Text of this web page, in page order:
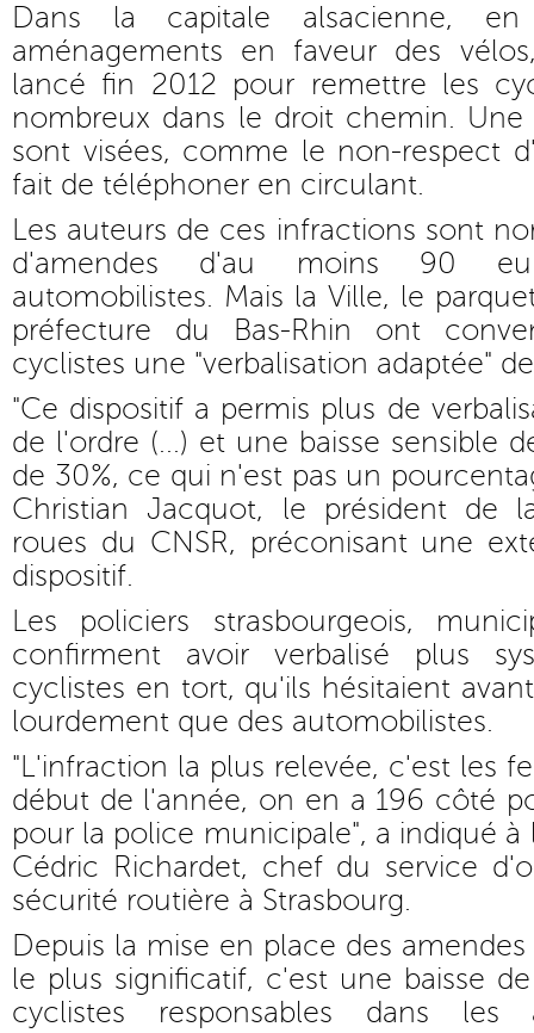
Dans la capitale alsacienne,
aménagements en faveur des
lancé fin 2012 pour remettre les
nombreux dans le droit chemin. Une
sont visées, comme le non-respect
fait de téléphoner en circulant.
Les auteurs de ces infractions sont
d'amendes d'au moins 90
automobilistes. Mais la Ville, le
préfecture du Bas-Rhin ont
cyclistes une "verbalisation adaptée"
"Ce dispositif a permis plus de
de l'ordre (...) et une baisse sensible
de 30%, ce qui n'est pas un
Christian Jacquot, le président de
roues du CNSR, préconisant une
dispositif.
Les policiers strasbourgeois,
confirment avoir verbalisé plus
cyclistes en tort, qu'ils hésitaient
lourdement que des automobilistes.
"L'infraction la plus relevée, c'est les
début de l'année, on en a 196 côté
pour la police municipale", a indiqué à
Cédric Richardet, chef du service
sécurité routière à Strasbourg.
Depuis la mise en place des
le plus significatif, c'est une baisse
cyclistes responsables dans